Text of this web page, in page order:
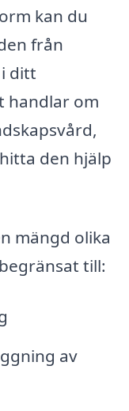
kan du
från
ditt
handlar om
den hjälp
mängd olika
till:
av